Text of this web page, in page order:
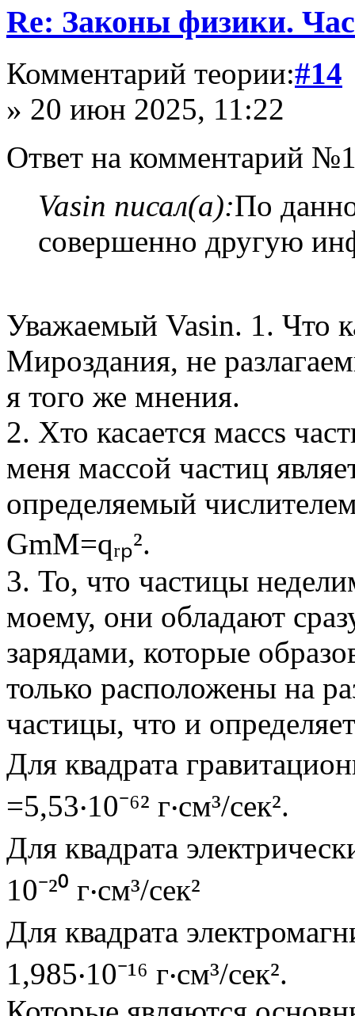
Re: Законы физики.
Комментарий теории:#14
» 20 июн 2025, 11:22
Ответ на комментарий
Vasin писал(а):По
совершенно другую
Уважаемый Vasin. 1. Что
Мироздания, не
я того же мнения.
2. Xто касается массs
меня массой частиц
определяемый
GmM=qᵣₚ².
3. То, что частицы
моему, они обладают
зарядами, которые
только расположены на
частицы, что и
Для квадрата
=5,53‧10⁻⁶² г‧см³/сек².
Для квадрата
10⁻²⁰ г‧см³/сек²
Для квадрата
1,985‧10⁻¹⁶ г‧см³/сек².